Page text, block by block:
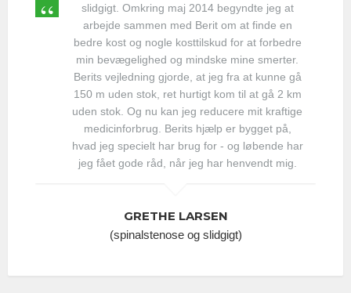
slidgigt. Omkring maj 2014 begyndte jeg at
arbejde sammen med Berit om at finde en
bedre kost og nogle kosttilskud for at forbedre
min bevægelighed og mindske mine smerter.
Berits vejledning gjorde, at jeg fra at kunne gå
150 m uden stok, ret hurtigt kom til at gå 2 km
uden stok. Og nu kan jeg reducere mit kraftige
medicinforbrug. Berits hjælp er bygget på,
hvad jeg specielt har brug for - og løbende har
jeg fået gode råd, når jeg har henvendt mig.
GRETHE LARSEN
(spinalstenose og slidgigt)